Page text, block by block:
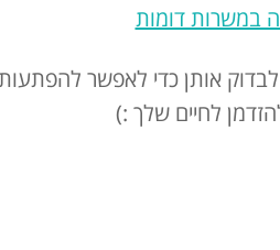
במשרות דומות
אותן כדי לאפשר
לחיים שלך :)